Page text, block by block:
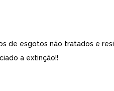
de esgotos não tratados e
a extinção!!